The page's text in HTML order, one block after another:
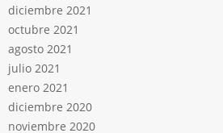
diciembre 2021
octubre 2021
agosto 2021
julio 2021
enero 2021
diciembre 2020
noviembre 2020